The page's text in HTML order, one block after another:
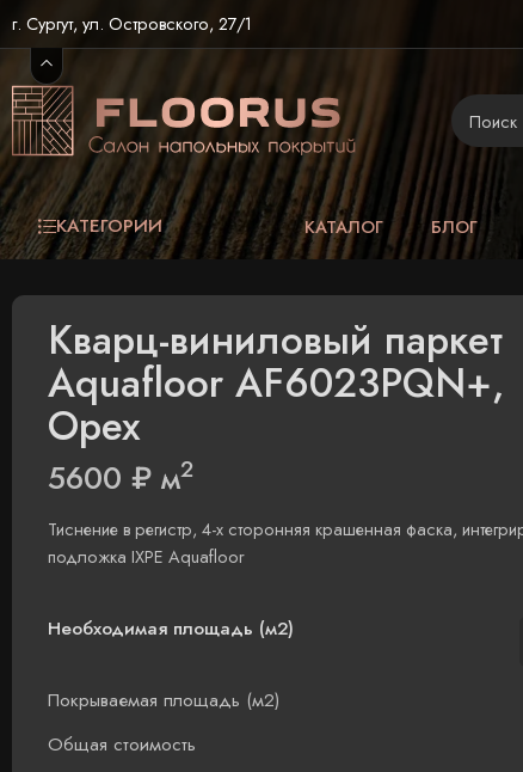
г. Сургут, ул. Островского, 27/1
КАТЕГОРИИ КАТАЛОГ БЛОГ
Кварц-виниловый паркет
Aquafloor AF6023PQN+,
Орех
5600 ₽ м2
Тиснение в регистр, 4-х сторонняя крашенная фаска,
подложка IXPE Aquafloor
Необходимая площадь (м2)
Покрываемая площадь (м2)
Общая стоимость